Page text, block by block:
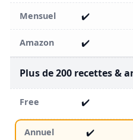
✔️
✔️
Plus de 200 recettes &
✔️
✔️